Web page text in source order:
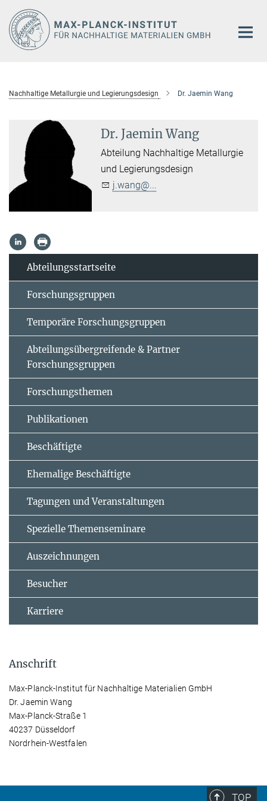
Hauptinhalt
Nachhaltige Metallurgie und Legierungsdesign Dr. Jaemin Wang
Dr. Jaemin Wang
Abteilung Nachhaltige Metallurgie
und Legierungsdesign
j.wang@...
Abteilungsstartseite
Forschungsgruppen
Temporäre Forschungsgruppen
Abteilungsübergreifende & Partner
Forschungsgruppen
Forschungsthemen
Publikationen
Beschäftigte
Ehemalige Beschäftigte
Tagungen und Veranstaltungen
Spezielle Themenseminare
Auszeichnungen
Besucher
Karriere
Anschrift
Max-Planck-Institut für Nachhaltige Materialien GmbH
Dr. Jaemin Wang
Max-Planck-Straße 1
40237 Düsseldorf
Nordrhein-Westfalen
TOP